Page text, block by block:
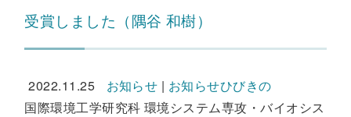
受賞しました（隅谷 和樹）
2022.11.25 お知らせ | お知らせひびきの
国際環境工学研究科 環境システム専攻・バイオシス